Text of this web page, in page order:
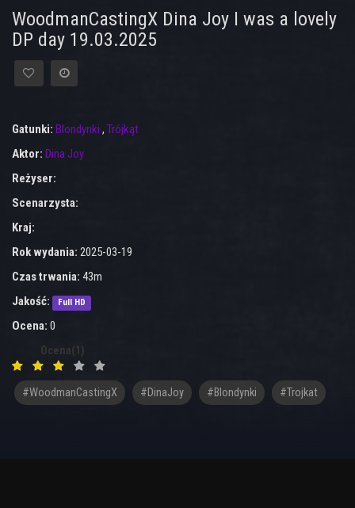
WoodmanCastingX Dina Joy I was a lovely
DP day 19.03.2025
Gatunki: Blondynki , Trójkąt
Aktor: Dina Joy
Reżyser:
Scenarzysta:
Kraj:
Rok wydania: 2025-03-19
Czas trwania: 43m
Jakość:
Full HD
Ocena: 0
Ocena(1)
#WoodmanCastingX #DinaJoy #blondynki #trojkat